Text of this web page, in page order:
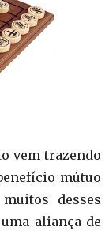
vem trazendo
mútuo
desses
aliança de